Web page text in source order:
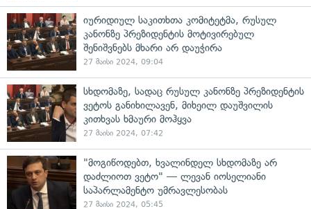
იურიდიულ საკითხთა კომიტეტმა, რუსულ
კანონზე პრეზიდენტის მოტივირებულ
შენიშვნებს მხარი არ დაუჭირა
27 მაისი 2024, 09:04
სხდომაზე, სადაც რუსულ კანონზე პრეზიდენტის
ვეტოს განიხილავენ, მიხეილ დაუშვილის
კითხვას ხმაური მოჰყვა
27 მაისი 2024, 07:42
"მოგიწოდებთ, ხვალინდელ სხდომაზე არ
დაძლიოთ ვეტო" — ლევან იოსელიანი
საპარლამენტო უმრავლესობას
27 მაისი 2024, 05:45